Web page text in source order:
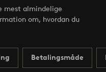
mest almindelige
om, hvordan du
Betalingsmåde